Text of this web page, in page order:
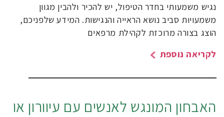
נגיש משמעותי בחדר הטיפול, יש להכיר ולהבין מגוון
משמעויות סביב נושא הראייה והנגישות. המידע שלפניכם,
הוצג בצורה מרוכזת לקהילת מרפאים
לקריאה נוספת
האבחון המונגש לאנשים עם עיוורון או